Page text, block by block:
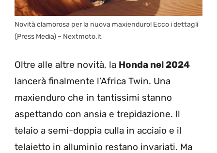
Novità clamorosa per la nuova maxienduro! Ecco i dettagli
(Press Media) – Nextmoto.it
Oltre alle altre novità, la Honda nel 2024
lancerà finalmente l’Africa Twin. Una
maxienduro che in tantissimi stanno
aspettando con ansia e trepidazione. Il
telaio a semi-doppia culla in acciaio e il
telaietto in alluminio restano invariati. Ma